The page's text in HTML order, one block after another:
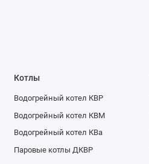
Котлы
Водогрейный котел КВР
Водогрейный котел КВМ
Водогрейный котел КВа
Паровые котлы ДКВР